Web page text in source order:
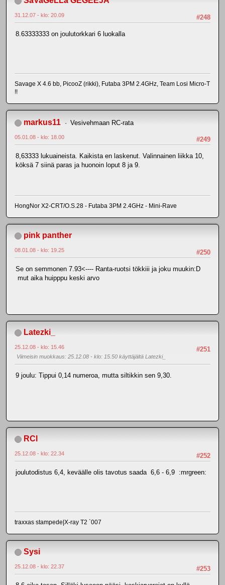
#248
31.12.07 - klo: 20.09
8.63333333 on joulutorkkari 6 luokalla
Savage X 4.6 bb, PicooZ (rikki), Futaba 3PM 2.4GHz, Team Losi Micro-T
!!
markus11 Vesivehmaan RC-rata
#249
05.01.08 - klo: 18.00
8,63333 lukuaineista. Kaikista en laskenut. Valinnainen liikka 10,
köksä 7 siinä paras ja huonoin loput 8 ja 9.
HongNor X2-CRT/O.S.28 - Futaba 3PM 2.4GHz - Mini-Rave
pink panther
#250
08.01.08 - klo: 19.25
Se on semmonen 7.93<---- Ranta-ruotsi tökkiii ja joku muukin:D
mut aika huipppu keski arvo
Latezki_
#251
25.12.08 - klo: 15.46
Viimeisin muokkaus: 25.12.08 - klo: 15.50 käyttäjältä Latezki_
9 joulu: Tippui 0,14 numeroa, mutta siltikkin sen 9,30.
RCl
#252
25.12.08 - klo: 22.34
joulutodistus 6,4, keväälle olis tavotus saada 6,6 - 6,9 :mrgreen:
traxxas stampede|X-ray T2 `007
Sysi
#253
25.12.08 - klo: 22.37